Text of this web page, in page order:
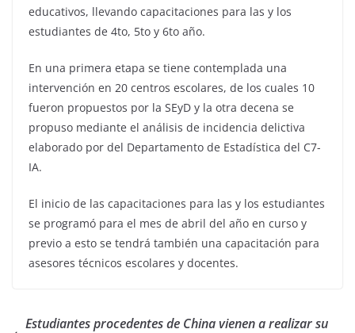
educativos, llevando capacitaciones para las y los
estudiantes de 4to, 5to y 6to año.
En una primera etapa se tiene contemplada una
intervención en 20 centros escolares, de los cuales 10
fueron propuestos por la SEyD y la otra decena se
propuso mediante el análisis de incidencia delictiva
elaborado por del Departamento de Estadística del C7-
IA.
El inicio de las capacitaciones para las y los estudiantes
se programó para el mes de abril del año en curso y
previo a esto se tendrá también una capacitación para
asesores técnicos escolares y docentes.
Estudiantes procedentes de China vienen a realizar su